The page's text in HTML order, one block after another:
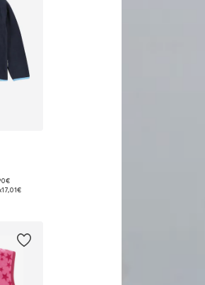
tallas
17,01€